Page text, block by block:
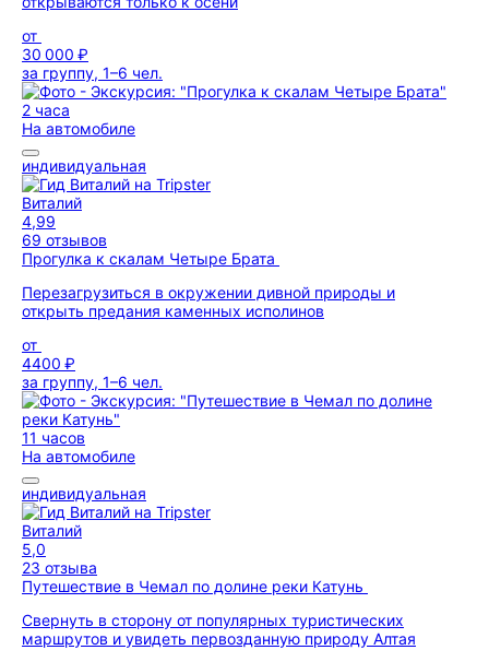
от
30 000 ₽
за группу, 1–6 чел.
2 часа
На автомобиле
индивидуальная
Виталий
4,99
69 отзывов
Прогулка к скалам Четыре Брата
Перезагрузиться в окружении дивной природы и
открыть предания каменных исполинов
от
4400 ₽
за группу, 1–6 чел.
11 часов
На автомобиле
индивидуальная
Виталий
5,0
23 отзыва
Путешествие в Чемал по долине реки Катунь
Свернуть в сторону от популярных туристических
маршрутов и увидеть первозданную природу Алтая